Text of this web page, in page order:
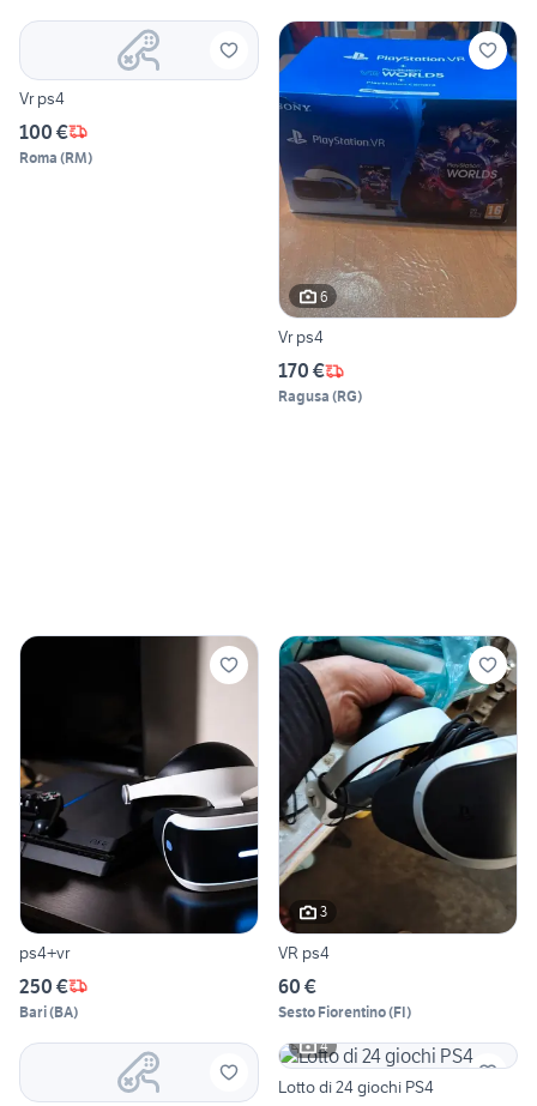
Vr ps4
100 €
Roma (RM)
6
Vr ps4
170 €
Ragusa (RG)
ps4+vr
250 €
Bari(BA)
3
VR ps4
60 €
Sesto Fiorentino(FI)
4
Lotto di 24 giochi PS4